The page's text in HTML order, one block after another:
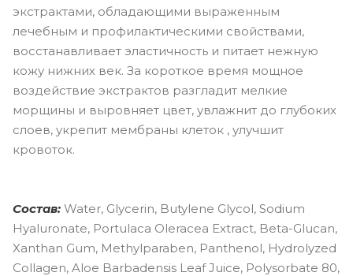
экстрактами, обладающими выраженным
лечебным и профилактическими свойствами,
восстанавливает эластичность и питает нежную
кожу нижних век. За короткое время мощное
воздействие экстрактов разгладит мелкие
морщины и выровняет цвет, увлажнит до глубоких
слоев, укрепит мембраны клеток , улучшит
кровоток.
Состав: Water, Glycerin, Butylene Glycol, Sodium
Hyaluronate, Portulaca Oleracea Extract, Beta-Glucan,
Xanthan Gum, Methylparaben, Panthenol, Hydrolyzed
Collagen, Aloe Barbadensis Leaf Juice, Polysorbate 80,